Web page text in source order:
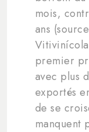
mois,
ans
premier
avec plus
exportés
de se
manquent